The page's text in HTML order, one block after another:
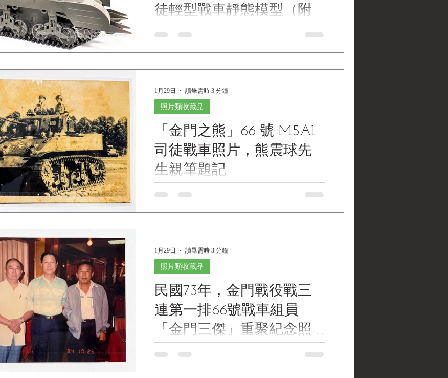
徒輕型戰車靜態模型（附
組員人偶與破籬器）
21st Century Toys The Ultimate Soldier 1:6 Scale
司「終極士兵」系列 1/6 比例 M5A1司徒輕型戰
Water Museum Collections | 黑水博物館館藏》 1.
基本資料 文物名稱： 21世紀玩具公司「終極士
（附組員人偶與破籬器） 英文名稱： 21st
Century Toys The Ultimate Soldier 1:6 Scale M5A1
Stuart Light Tank Display Model (with Crew
Figures and Culin Hedgerow Cutter) 製造年份：
(21st Century Toys) 配
「金門之熊」66 號 M5A1
司徒戰車照片，熊震球先
生親筆題記
Photograph of M5A1 Stuart Tank No. 66 "The Bear
「金門之熊」66 號 M5A1司徒戰車照片，熊震
Collections | 黑水博物館館藏》 1. 基本資料
(Basic Information) 文物名稱 ：「金門之熊」陸
車照片（熊震球先生親筆題記） 英文名稱 ：
Photograph of M5A1 Stuart Tank No. 66 "The Bear
of Kinmen", 1st Platoon, 3rd Company, 3rd Tank
Regiment, with Inscription by Hsiung Chen-chiu 拍
照年份 ：約 民國39年(1950) 自金門移防臺灣後
館藏單位
照片類收藏品
1月29日 讀畢需時 3 分鐘
民國73年，金門戰役戰三
連第一排66號戰車組員
「金門三傑」重聚紀念照-
熊震球 贈
1984 Reunion Commemorative Photo of the "Three
照片類收藏品
1月29日 讀畢需時 3 分鐘